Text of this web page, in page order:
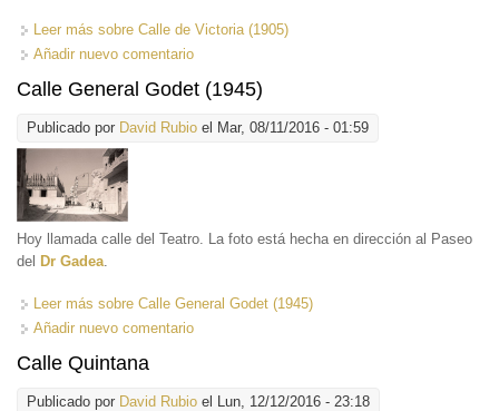
Leer más sobre Calle de Victoria (1905)
Añadir nuevo comentario
Calle General Godet (1945)
Publicado por David Rubio el Mar, 08/11/2016 - 01:59
Hoy llamada calle del Teatro. La foto está hecha en dirección al Paseo
del Dr Gadea
Leer más sobre Calle General Godet (1945)
Añadir nuevo comentario
Calle Quintana
Publicado por David Rubio el Lun, 12/12/2016 - 23:18